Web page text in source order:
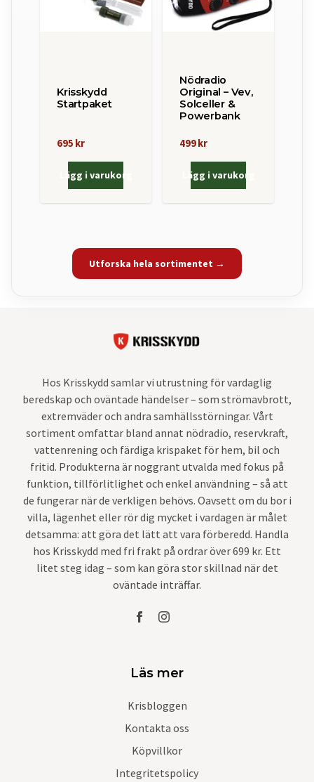
Krisskydd
Startpaket
695 kr
Lägg i varukorg
Nödradio
Original – Vev,
Solceller &
Powerbank
499 kr
Lägg i varukorg
Utforska hela sortimentet →
Hos Krisskydd samlar vi utrustning för vardaglig
beredskap och oväntade händelser – som strömavbrott,
extremväder och andra samhällsstörningar. Vårt
sortiment omfattar bland annat nödradio, reservkraft,
vattenrening och färdiga krispaket för hem, bil och
fritid. Produkterna är noggrant utvalda med fokus på
funktion, tillförlitlighet och enkel användning – så att
de fungerar när de verkligen behövs. Oavsett om du bor i
villa, lägenhet eller rör dig mycket i vardagen är målet
detsamma: att göra det lätt att vara förberedd. Handla
hos Krisskydd med fri frakt på ordrar över 699 kr. Ett
litet steg idag – som kan göra stor skillnad när det
oväntade inträffar.
Läs mer
Krisbloggen
Kontakta oss
Köpvillkor
Integritetspolicy